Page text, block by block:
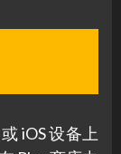
iOS 设备上